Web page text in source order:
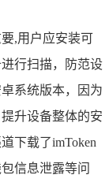
,用户应安装可
行扫描，防范设
系统版本，因为
升设备整体的安
下载了imToken
信息泄露等问